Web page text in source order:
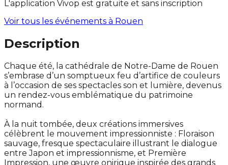
L'application Vivop est gratuite et sans inscription
Voir tous les événements à Rouen
Description
Chaque été, la cathédrale de Notre-Dame de Rouen
s’embrase d’un somptueux feu d’artifice de couleurs
à l’occasion de ses spectacles son et lumière, devenus
un rendez-vous emblématique du patrimoine
normand.
À la nuit tombée, deux créations immersives
célèbrent le mouvement impressionniste : Floraison
sauvage, fresque spectaculaire illustrant le dialogue
entre Japon et impressionnisme, et Première
Impression, une œuvre onirique inspirée des grands